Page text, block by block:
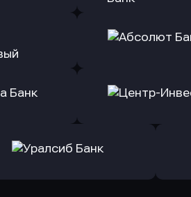
заявку
Банк
Оправить
заявку
Оправить
заявку